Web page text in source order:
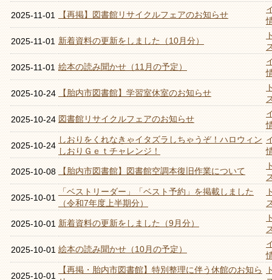
2025-11-01 【再掲】図書館リサイクルフェアのお知らせ
2025-11-01 新着資料の更新をしました（10月分）
2025-11-01 絵本の読み聞かせ（11月の予定）
2025-10-24 【胎内市図書館】学習室休室のお知らせ
2025-10-24 図書館リサイクルフェアのお知らせ
2025-10-24
しおりをくれなきゃイタズラしちゃうぞ！ハロウィン
しおりＧｅｔチャレンジ！
2025-10-08 【胎内市図書館】図書館空調本復旧作業について
2025-10-01
「ベストリーダー」「ベスト予約」を掲載しました
（令和7年度上半期分）
2025-10-01 新着資料の更新をしました（9月分）
2025-10-01 絵本の読み聞かせ（10月の予定）
2025-10-01
【再掲・胎内市図書館】特別整理に伴う休館のお知ら